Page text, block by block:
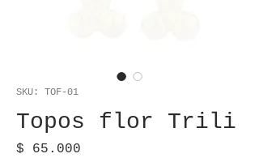
SKU: TOF-01
Topos flor Trili
$ 65.000